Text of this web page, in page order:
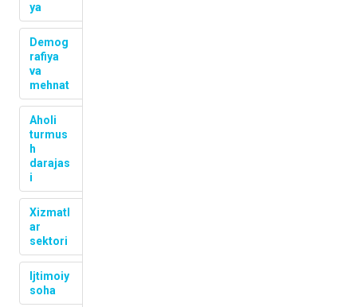
ya
Demog
rafiya
va
mehnat
Aholi
turmus
h
darajas
i
Xizmatl
ar
sektori
Ijtimoiy
soha